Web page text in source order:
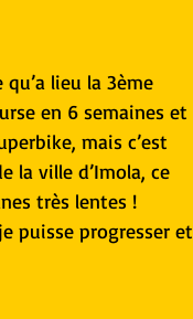
lieu la 3ème
en 6 semaines et
mais c’est
la ville d’Imola, ce
très lentes !
puisse progresser et